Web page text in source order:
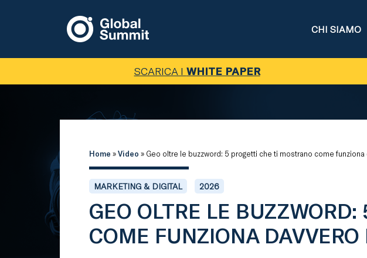
CHI SIAMO
SCARICA I WHITE PAPER
Home »Video » Geo oltre le buzzword: 5 progetti che ti mostrano come funziona
MARKETING & DIGITAL 2026
GEO OLTRE LE
COME FUNZIONA